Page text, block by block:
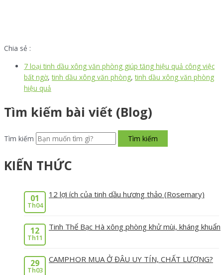
Chia sẻ :
7 loại tinh dầu xông văn phòng giúp tăng hiệu quả công việc
bất ngờ,tinh dầu xông văn phòng,tinh dầu xông văn phòng
hiệu quả
Tìm kiếm bài viết (Blog)
Tìm kiếm Tìm kiếm
KIẾN THỨC
01
Th04
12 lợi ích của tinh dầu hương thảo (Rosemary)
12
Th11
Tinh Thể Bạc Hà xông phòng khử mùi, kháng khuẩn
29
Th03
CAMPHOR MUA Ở ĐÂU UY TÍN, CHẤT LƯỢNG?